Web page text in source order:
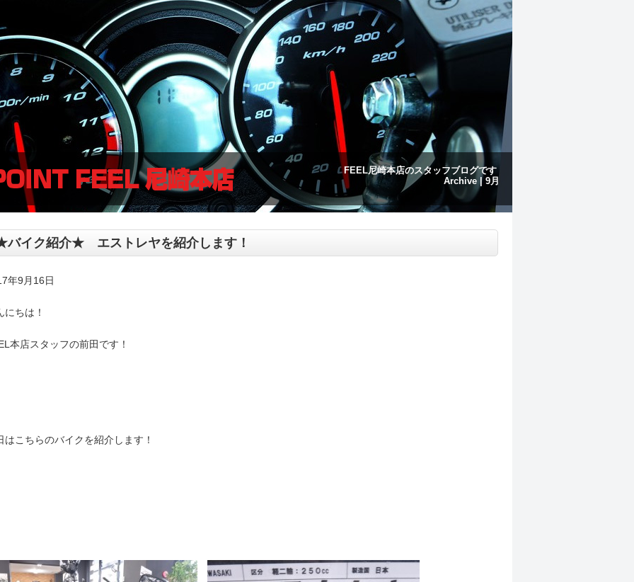
FEEL尼崎本店のスタッフブログです
Archive | 9月
バイク紹介★ エストレヤを紹介します！
年9月16日
にちは！
本店スタッフの前田です！
はこちらのバイクを紹介します！